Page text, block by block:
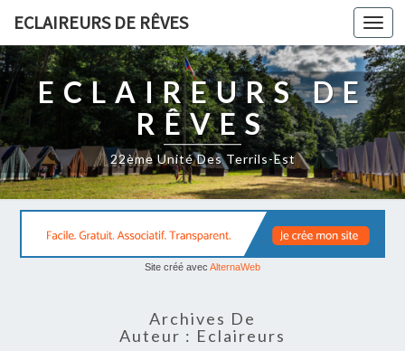
ECLAIREURS DE RÊVES
ECLAIREURS DE
RÊVES
22ème Unité Des Terrils-Est
Site créé avec AlternaWeb
Archives De
Auteur : Eclaireurs